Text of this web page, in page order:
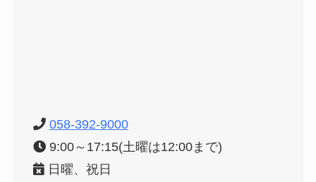
058-392-9000
9:00～17:15(土曜は12:00まで)
日曜、祝日